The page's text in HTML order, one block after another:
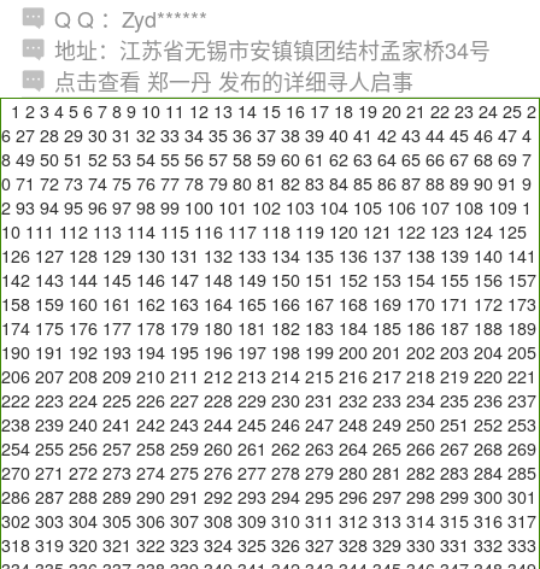
Q Q ：Zyd******
地址：江苏省无锡市安镇镇团结村孟家桥34号
点击查看 郑一丹 发布的详细寻人启事
1 2 3 4 5 6 7 8 9 10 11 12 13 14 15 16 17 18 19 20 21 22 23 24 25 2
6 27 28 29 30 31 32 33 34 35 36 37 38 39 40 41 42 43 44 45 46 47 4
8 49 50 51 52 53 54 55 56 57 58 59 60 61 62 63 64 65 66 67 68 69 7
0 71 72 73 74 75 76 77 78 79 80 81 82 83 84 85 86 87 88 89 90 91 9
2 93 94 95 96 97 98 99 100 101 102 103 104 105 106 107 108 109 1
10 111 112 113 114 115 116 117 118 119 120 121 122 123 124 125
126 127 128 129 130 131 132 133 134 135 136 137 138 139 140 141
142 143 144 145 146 147 148 149 150 151 152 153 154 155 156 157
158 159 160 161 162 163 164 165 166 167 168 169 170 171 172 173
174 175 176 177 178 179 180 181 182 183 184 185 186 187 188 189
190 191 192 193 194 195 196 197 198 199 200 201 202 203 204 205
206 207 208 209 210 211 212 213 214 215 216 217 218 219 220 221
222 223 224 225 226 227 228 229 230 231 232 233 234 235 236 237
238 239 240 241 242 243 244 245 246 247 248 249 250 251 252 253
254 255 256 257 258 259 260 261 262 263 264 265 266 267 268 269
270 271 272 273 274 275 276 277 278 279 280 281 282 283 284 285
286 287 288 289 290 291 292 293 294 295 296 297 298 299 300 301
302 303 304 305 306 307 308 309 310 311 312 313 314 315 316 317
318 319 320 321 322 323 324 325 326 327 328 329 330 331 332 333